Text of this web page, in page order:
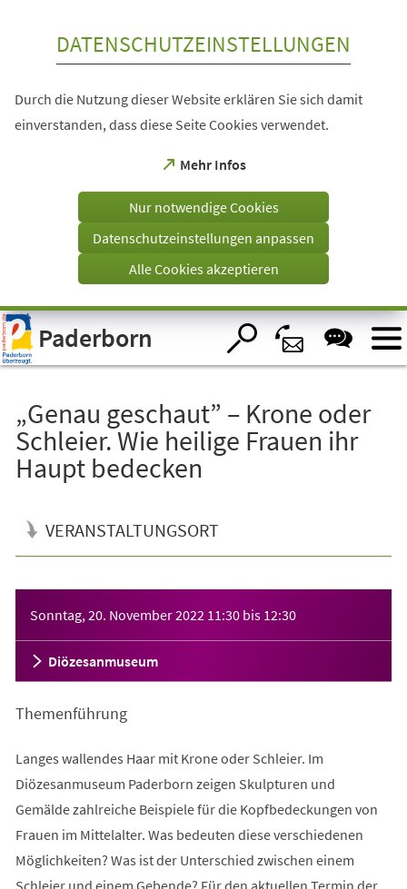
Visuelle
Assistenzsoftware
öffnen.
DATENSCHUTZEINSTELLUNGEN
Durch die Nutzung dieser Website erklären Sie sich damit
einverstanden, dass diese Seite Cookies verwendet.
Mehr Infos
(Öffnet
einem
Tab)
Nur notwendige Cookies
Datenschutzeinstellungen anpassen
Alle Cookies akzeptieren
Paderborn
„Genau geschaut” – Krone oder
Schleier. Wie heilige Frauen ihr
Haupt bedecken
VERANSTALTUNGSORT
Sonntag, 20. November 2022 11:30 bis 12:30
Diözesanmuseum
Themenführung
Langes wallendes Haar mit Krone oder Schleier. Im
Diözesanmuseum Paderborn zeigen Skulpturen und
Gemälde zahlreiche Beispiele für die Kopfbedeckungen von
Frauen im Mittelalter. Was bedeuten diese verschiedenen
Möglichkeiten? Was ist der Unterschied zwischen einem
Schleier und einem Gebende? Für den aktuellen Termin der